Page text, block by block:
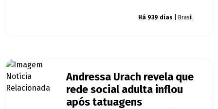
Há 939 dias | Brasil
Andressa Urach revela que
rede social adulta inflou
após tatuagens